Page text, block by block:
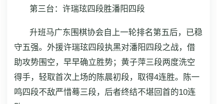
第三台：许瑞玹四段胜潘阳四段
升班马广东围棋协会自上一轮排名第五后，已稳
守五强。外援许瑞玹四段执黑对潘阳四段之战，借
助攻势围空，早早确立胜势；黄子萍三段两度洗空
得手，轻取首次上场的陈晨初段，取得4连胜。陈一
鸣四段不敌严惜蓦三段，后者终结不堪回首的10连